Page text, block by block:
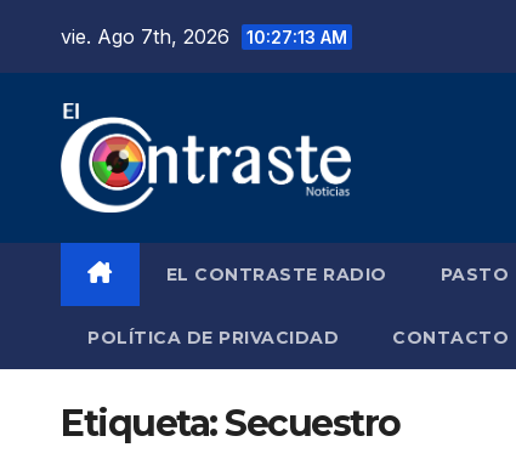
vie. Ago 7th, 2026 10:27:14 AM
EL CONTRASTE RADIO PASTO
POLÍTICA DE PRIVACIDAD CONTACTO
Etiqueta:Secuestro